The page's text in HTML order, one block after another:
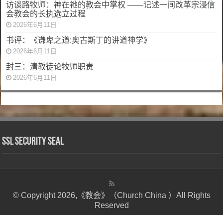
访谈路牧师：神在祂的教会中掌权 ——记述一间改革宗浸信
会教会的长执选立过程
2026年6月11日
书评：《谦卑之道:奥古斯丁的讲道神学》
2026年6月11日
封三：清教徒论牧师职责
2026年6月11日
SSL Security Seal
© Copyright 2026,《教会》（Church China ）All Rights
Reserved